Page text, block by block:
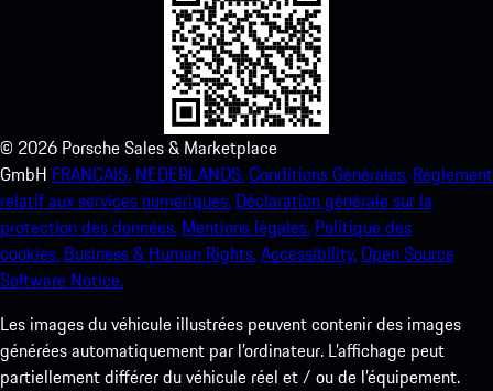
© 2026 Porsche Sales & Marketplace
GmbH FRANCAIS. NEDERLANDS.Conditions Générales. Règlement
relatif aux services numériques. Déclaration générale sur la
protection des données. Mentions légales. Politique des
cookies. Business & Human Rights.Accessibility.Open Source
Software Notice.
Les images du véhicule illustrées peuvent contenir des images
générées automatiquement par l’ordinateur. L’affichage peut
partiellement différer du véhicule réel et / ou de l’équipement.